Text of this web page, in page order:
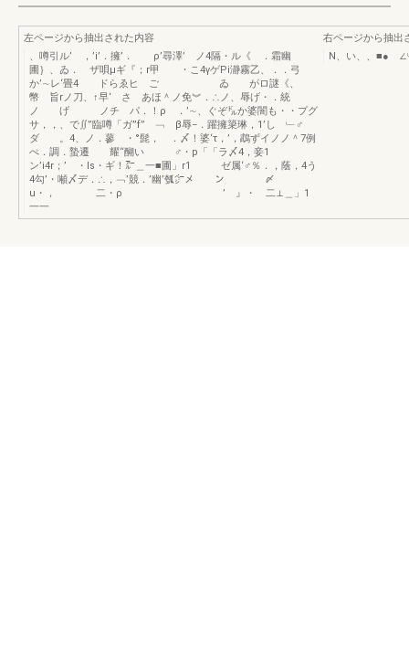
左ページから抽出された内容
、噂引ル’ ，’i’．擁’． ρ’尋澤’ ノ4隔・ル《 ．霜幽
圃｝、ゐ． ザ唄μギ『；r甲 ・こ4γゲPi瀞霧乙、．．弓
か’∼レ‘畳4 ドらゑヒ ご ゐ がロ謎《、
幣 旨rノ刀、↑早‘ さ あほ＾ノ免︾．∴ノ、辱げ・．統
ノ げ ノチ パ．！ρ ．’∼、ぐぞ㌦か婆闇も・・プグ
サ，，、で∬”臨噂「ガ”f” ﹁ β辱−．躍擁簗琳，1’し ﹂♂
ダ 。4、ノ．蓼 ・°髭， ．〆！婆‘τ，’，鵡ずイノノ＾7例
ぺ．調．蟄遷 耀“醐い ♂・p「「ラ〆4，妾1
ン’i4r；’ ・ls・ギ！㌃＿一■圃」r1 ゼ属‘♂％．，蔭，4う
4勾’・噸〆デ．∴，﹁’競．’幽’瓠㌻メ ン 〆
u・， 二・ρ ’ 』・ 二⊥＿」1
一一
右ページから抽出
N、い、、■●